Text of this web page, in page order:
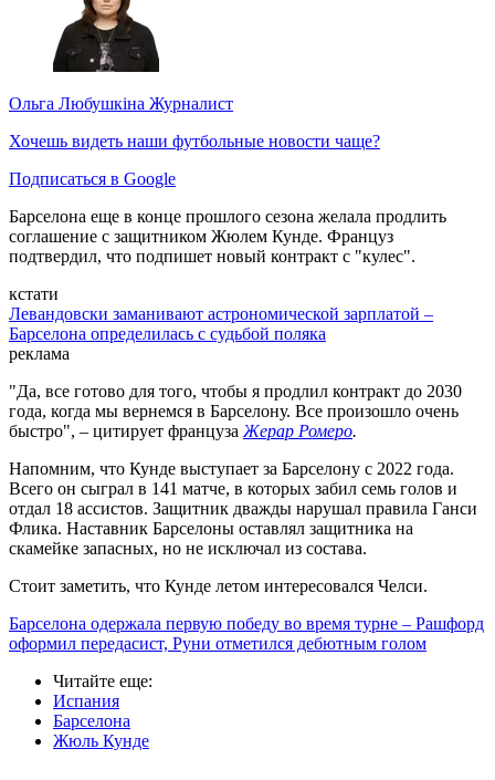
Ольга Любушкіна Журналист
Хочешь видеть наши футбольные новости чаще?
Подписаться в Google
Барселона еще в конце прошлого сезона желала продлить
соглашение с защитником Жюлем Кунде. Француз
подтвердил, что подпишет новый контракт с "кулес".
кстати
Левандовски заманивают астрономической зарплатой –
Барселона определилась с судьбой поляка
реклама
"Да, все готово для того, чтобы я продлил контракт до 2030
года, когда мы вернемся в Барселону. Все произошло очень
быстро", – цитирует француза Жерар Ромеро.
Напомним, что Кунде выступает за Барселону с 2022 года.
Всего он сыграл в 141 матче, в которых забил семь голов и
отдал 18 ассистов. Защитник дважды нарушал правила Ганси
Флика. Наставник Барселоны оставлял защитника на
скамейке запасных, но не исключал из состава.
Стоит заметить, что Кунде летом интересовался Челси.
Барселона одержала первую победу во время турне – Рашфорд
оформил передасист, Руни отметился дебютным голом
Читайте еще:
Испания
Барселона
Жюль Кунде